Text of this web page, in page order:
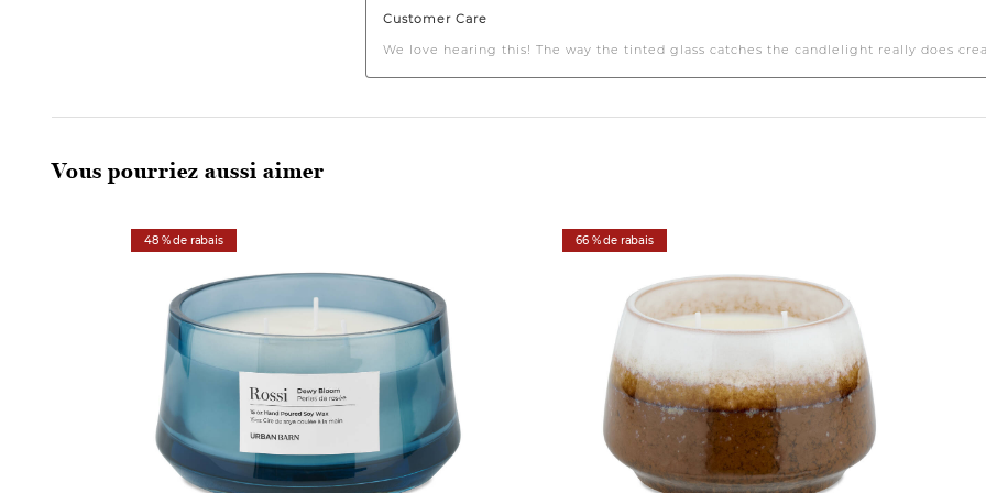
Vous pourriez aussi aimer
48 % de rabais 66 % de rabais